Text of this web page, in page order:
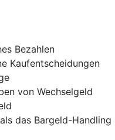
Bezahlen
Kaufentscheidungen
von Wechselgeld
das Bargeld-Handling